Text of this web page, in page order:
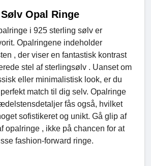
Opal Ringe
i 925 sterling sølv er
Opalringene indeholder
, der viser en fantastisk kontrast
stel af sterlingsølv . Uanset om
eller minimalistisk look, er du
match til dig selv. Opalringe
fås også, hvilket
sofistikeret og unikt. Gå glip af
opalringe , ikke på chancen for at
fashion-forward ringe.